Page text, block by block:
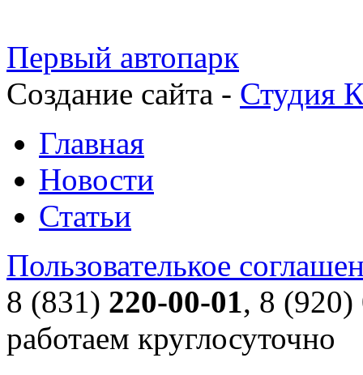
Первый автопарк
Создание сайта - Студия
Главная
Новости
Статьи
Пользователькое
8 (831) 220-00-01, 8 (920)
работаем круглосуточно